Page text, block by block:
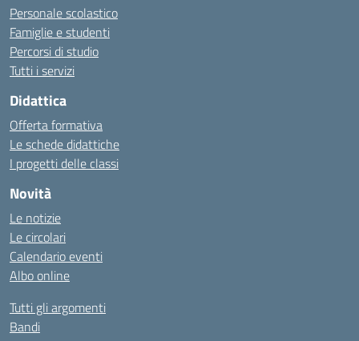
Personale scolastico
Famiglie e studenti
Percorsi di studio
Tutti i servizi
Didattica
Offerta formativa
Le schede didattiche
I progetti delle classi
Novità
Le notizie
Le circolari
Calendario eventi
Albo online
Tutti gli argomenti
Bandi